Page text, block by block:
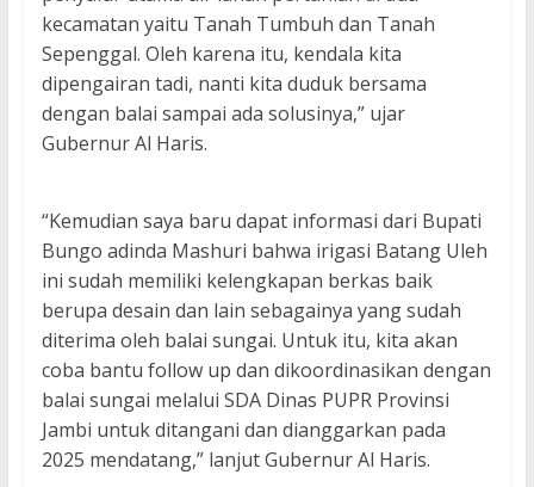
kecamatan yaitu Tanah Tumbuh dan Tanah
Sepenggal. Oleh karena itu, kendala kita
dipengairan tadi, nanti kita duduk bersama
dengan balai sampai ada solusinya,” ujar
Gubernur Al Haris.
“Kemudian saya baru dapat informasi dari Bupati
Bungo adinda Mashuri bahwa irigasi Batang Uleh
ini sudah memiliki kelengkapan berkas baik
berupa desain dan lain sebagainya yang sudah
diterima oleh balai sungai. Untuk itu, kita akan
coba bantu follow up dan dikoordinasikan dengan
balai sungai melalui SDA Dinas PUPR Provinsi
Jambi untuk ditangani dan dianggarkan pada
2025 mendatang,” lanjut Gubernur Al Haris.